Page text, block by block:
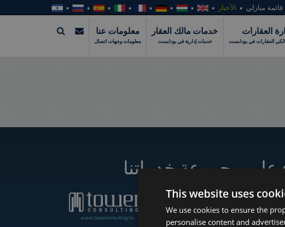
قائمة منازلي الأخبار
العقارات
العقارات في بودابست
خدمات مالك العقار
خدمات إدارية في بودابست
معلومات عنا
معلومات وجهات اتصال
على مجموعة خدماتنا
www.tower-
www.towerassistance.com
www.towerconsulting.hu
This website uses
We use cookies to ensure the
personalise content and